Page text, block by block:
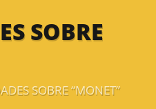
SOBRE
SOBRE “MONET”